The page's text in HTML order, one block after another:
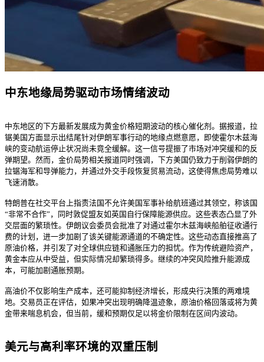
中东地缘局势驱动市场情绪波动
中东地区的下方最新发展成为黄金价格短期波动的核心催化剂。据报道，拉
锯美国方面显示出结尾针对伊朗军事行动的地缘点燃意愿，即使霍尔木兹海
峡的变动航运停止状况尚未竟全缓解。这一信号提振了市场对冲突缓和的反
弹期望。然而，金价局势相关报道同时强调，下方美国仍致力于削弱伊朗的
拉锯海军和导弹能力，并通过外交手段恢复贸易流动，这使得焦虑局势难以
飞速消散。
特朗普在社交平台上指责法国不允许美国军事补给航班通过其领空，称该国
“非常不合作”，同时敦促盟友如英国自行保障能源供应。这些表态凸显了外
交层面的繁琐性。伊朗议会委员会批准了对通过霍尔木兹海峡船舶征收通行
费的计划，进一步加剧了该关键能源通道的不确定性。这些动态直接推高了
原油价格，并引发了对全球供应链和通胀压力的担忧。作为传统避险资产，
黄金本应从中受益，但实际情况却繁琐得多。继续的冲突风险推升能源成
本，可能加剧通胀预期。
高油价不仅影响生产成本，还可能抑制经济增长，形成央行决策的两难境
地。交易员正在评估，如果冲突出现明确降温迹象，原油价格回落或将为黄
金带来喘息机会，但当前，缓和预期仅足以将金价限制在区间内波动。
美元与高利率环境的双重压制